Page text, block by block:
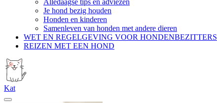
Alledaagse tips en adviezen
Je hond bezig houden
Honden en kinderen
Samenleven van honden met andere dieren
WET EN REGELGEVING VOOR HONDENBEZITTERS
REIZEN MET EEN HOND
Kat